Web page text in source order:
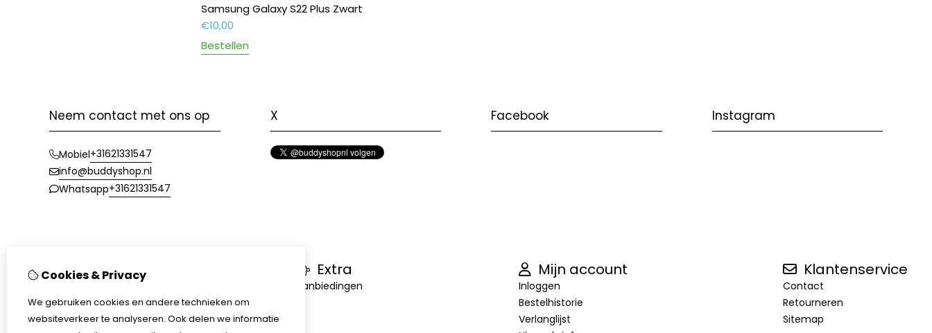
Samsung Galaxy S22 Plus Zwart
€10,00
Bestellen
Neem contact met ons op
Mobiel+31621331547
info@buddyshop.nl
Whatsapp+31621331547
X Facebook Instagram
Informatie
Cookieverklaring
Retourvoorwaarden
Extra
Aanbiedingen
Mijn account
Inloggen
Bestelhistorie
Verlanglijst
Klantenservice
Contact
Retourneren
Sitemap
Cookies & Privacy
We gebruiken cookies en andere technieken om
websiteverkeer te analyseren. Ook delen we informatie